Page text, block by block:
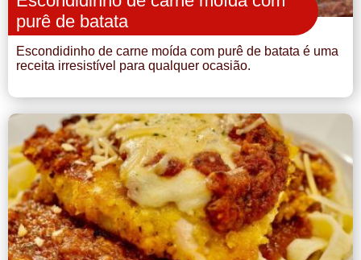
purê de batata
Escondidinho de carne moída com purê de batata é uma
receita irresistível para qualquer ocasião.